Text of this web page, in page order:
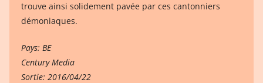
trouve ainsi solidement pavée par ces cantonniers
démoniaques.
Pays: BE
Century Media
Sortie: 2016/04/22